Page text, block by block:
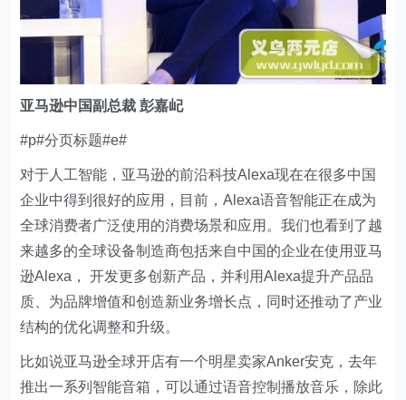
亚马逊中国副总裁彭嘉屺
#p#分页标题#e#
对于人工智能，亚马逊的前沿科技Alexa现在在很多中国
企业中得到很好的应用，目前，Alexa语音智能正在成为
全球消费者广泛使用的消费场景和应用。我们也看到了越
来越多的全球设备制造商包括来自中国的企业在使用亚马
逊Alexa， 开发更多创新产品，并利用Alexa提升产品品
质、为品牌增值和创造新业务增长点，同时还推动了产业
结构的优化调整和升级。
比如说亚马逊全球开店有一个明星卖家Anker安克，去年
推出一系列智能音箱，可以通过语音控制播放音乐，除此